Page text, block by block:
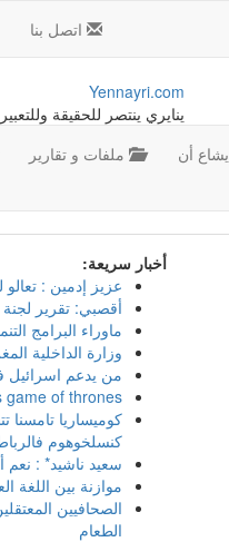
اتصل بنا
Yennayri.com
ينايري ينتصر للحقيقة
ملفات و تقارير يشاع أن
أخبار سريعة:
عزيز إدمين :
أقصبي: تقرير
ماوراء البرامج
وزارة الداخلية
من يدعم اسرائيل
game of thrones
كوميساريا
كنسلخوهوم
سعيد ناشيد* :
موازنة بين اللغة
الصحافيين
الطعام